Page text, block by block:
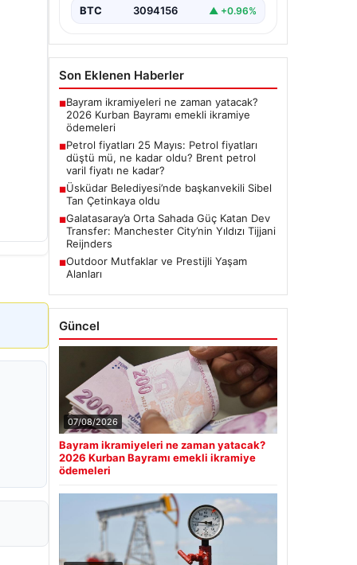
BTC 3094156 ▲ +0.96%
Son Eklenen Haberler
■Bayram ikramiyeleri ne zaman yatacak?
2026 Kurban Bayramı emekli ikramiye
ödemeleri
■Petrol fiyatları 25 Mayıs: Petrol fiyatları
düştü mü, ne kadar oldu? Brent petrol
varil fiyatı ne kadar?
■Üsküdar Belediyesi’nde başkanvekili Sibel
Tan Çetinkaya oldu
■Galatasaray’a Orta Sahada Güç Katan Dev
Transfer: Manchester City’nin Yıldızı Tijjani
Reijnders
■Outdoor Mutfaklar ve Prestijli Yaşam
Alanları
Güncel
07/08/2026
Bayram ikramiyeleri ne zaman yatacak?
2026 Kurban Bayramı emekli ikramiye
ödemeleri